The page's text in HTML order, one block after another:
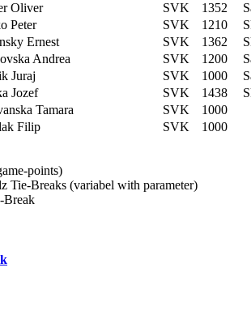
Oliver SVK 1352
Peter SVK 1210
Ernest SVK 1362
Andrea SVK 1200
Juraj SVK 1000
Jozef SVK 1438
Tamara SVK
1000
Filip SVK 1000
points)
Tie-Breaks (variabel with parameter)
Break